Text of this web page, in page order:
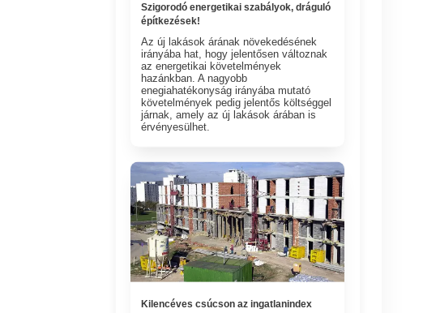
Szigorodó energetikai szabályok, dráguló
építkezések!
Az új lakások árának növekedésének
irányába hat, hogy jelentősen változnak
az energetikai követelmények
hazánkban. A nagyobb
enegiahatékonyság irányába mutató
követelmények pedig jelentős költséggel
járnak, amely az új lakások árában is
érvényesülhet.
Kilencéves csúcson az ingatlanindex